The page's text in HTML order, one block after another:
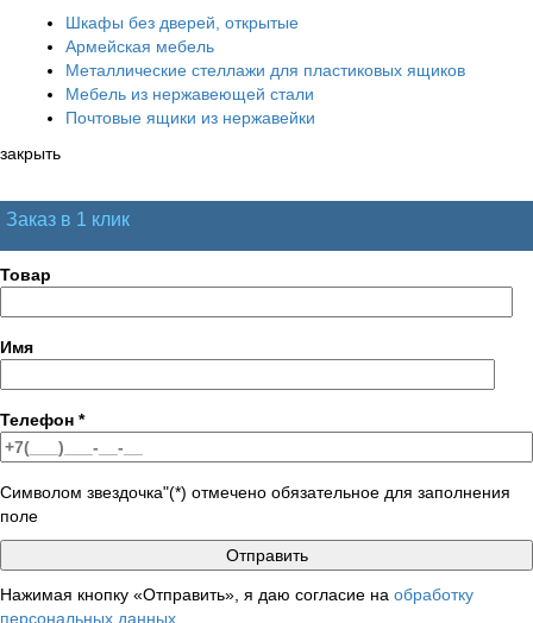
Шкафы без дверей, открытые
Армейская мебель
Металлические стеллажи для пластиковых ящиков
Мебель из нержавеющей стали
Почтовые ящики из нержавейки
закрыть
Заказ в 1 клик
Товар
Имя
Телефон *
Символом звездочка"(*) отмечено обязательное для заполнения
поле
Нажимая кнопку «Отправить», я даю согласие на обработку
персональных данных